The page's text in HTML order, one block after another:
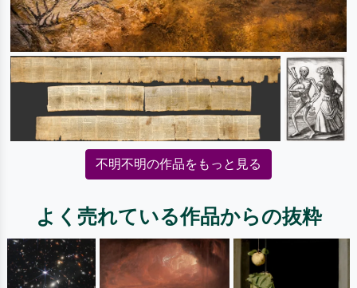
不明不明の作品をもっと見る
よく売れている作品からの抜粋